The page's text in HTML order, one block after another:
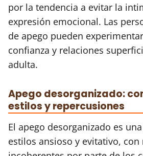
por la tendencia a evitar la
expresión emocional. Las
de apego pueden
confianza y relaciones
adulta.
Apego desorganizado:
estilos y repercusiones
El apego desorganizado es
estilos ansioso y evitativo, con